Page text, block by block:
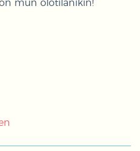
mun olotilanikin!